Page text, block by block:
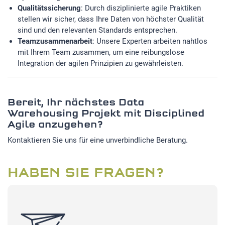
Qualitätssicherung: Durch disziplinierte agile Praktiken
stellen wir sicher, dass Ihre Daten von höchster Qualität
sind und den relevanten Standards entsprechen.
Teamzusammenarbeit: Unsere Experten arbeiten nahtlos
mit Ihrem Team zusammen, um eine reibungslose
Integration der agilen Prinzipien zu gewährleisten.
Bereit, Ihr nächstes Data
Warehousing Projekt mit Disciplined
Agile anzugehen?
Kontaktieren Sie uns für eine unverbindliche Beratung.
HABEN SIE FRAGEN?